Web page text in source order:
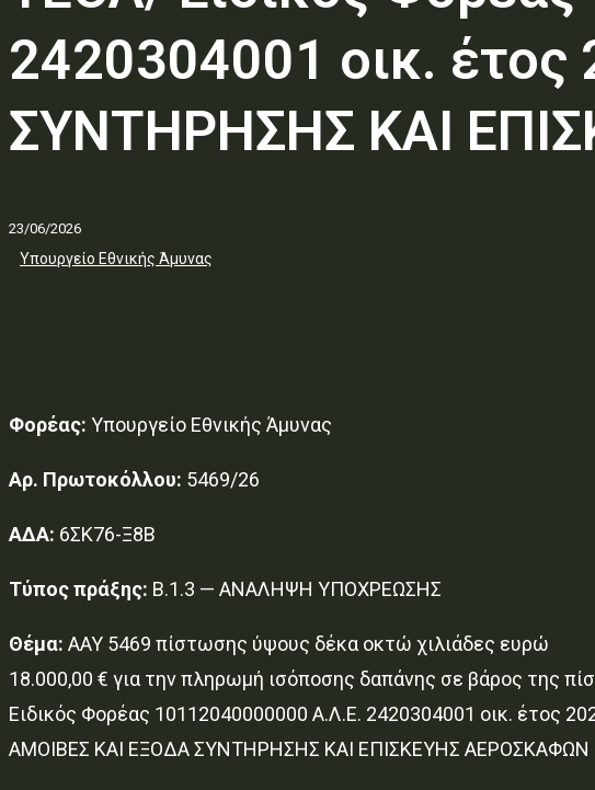
2420304001 οικ.
ΣΥΝΤΗΡΗΣΗΣ ΚΑΙ
23/06/2026
Υπουργείο Εθνικής Άμυνας
Φορέας: Υπουργείο Εθνικής Άμυνας
Αρ. Πρωτοκόλλου: 5469/26
ΑΔΑ: 6ΣΚ76-Ξ8Β
Τύπος πράξης: Β.1.3 — ΑΝΑΛΗΨΗ ΥΠΟΧΡΕΩΣΗΣ
Θέμα: ΑΑΥ 5469 πίστωσης ύψους δέκα οκτώ χιλιάδες ευρώ
18.000,00 € για την πληρωμή ισόποσης δαπάνης σε βάρος της
Ειδικός Φορέας 10112040000000 Α.Λ.Ε. 2420304001 οικ. έτος
ΑΜΟΙΒΕΣ ΚΑΙ ΕΞΟΔΑ ΣΥΝΤΗΡΗΣΗΣ ΚΑΙ ΕΠΙΣΚΕΥΗΣ ΑΕΡΟΣΚΑΦΩΝ